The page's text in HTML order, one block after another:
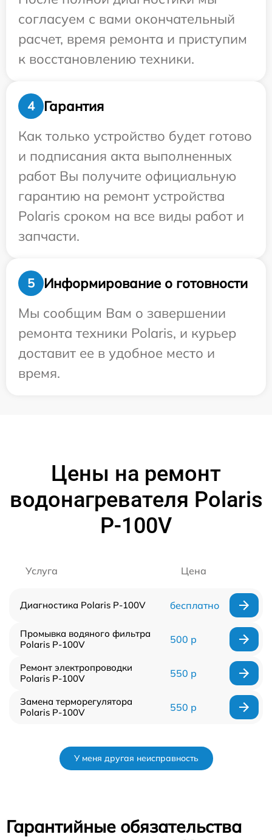
согласуем с вами окончательный
расчет, время ремонта и приступим
к восстановлению техники.
4
Гарантия
Как только устройство будет готово
и подписания акта выполненных
работ Вы получите официальную
гарантию на ремонт устройства
Polaris сроком на все виды работ и
запчасти.
5
Информирование о готовности
Мы сообщим Вам о завершении
ремонта техники Polaris, и курьер
доставит ее в удобное место и
время.
Цены на ремонт
водонагревателя Polaris
P-100V
Услуга Цена
Диагностика Polaris P-100V бесплатно
Промывка водяного фильтра
Polaris P-100V
500 р
Ремонт электропроводки
Polaris P-100V
550 р
Замена терморегулятора
Polaris P-100V
550 р
У меня другая неисправность
Гарантийные обязательства